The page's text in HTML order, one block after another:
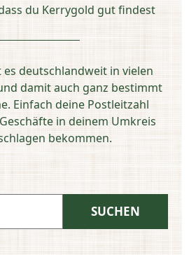
du Kerrygold gut findest
deutschlandweit in vielen
damit auch ganz bestimmt
Einfach deine Postleitzahl
in deinem Umkreis
bekommen.